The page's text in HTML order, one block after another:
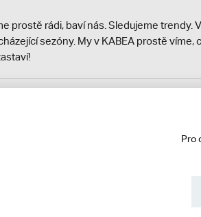
prostě rádi, baví nás. Sledujeme trendy.
sezóny. My v KABEA prostě víme,
povinen zaevidovat přijatou tržbu u
Pro